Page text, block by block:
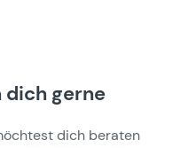
gerne
dich beraten